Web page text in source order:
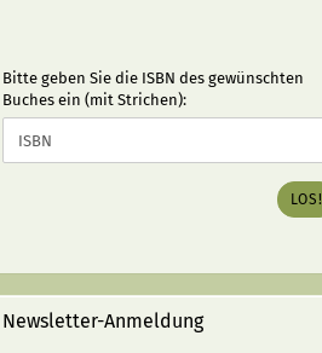
BITTE
GEBEN
SIE
DIE
ISBN
(MIT
STRICHEN):
Bitte geben Sie die ISBN des gewünschten
Buches ein (mit Strichen):
LOS!
Newsletter-Anmeldung